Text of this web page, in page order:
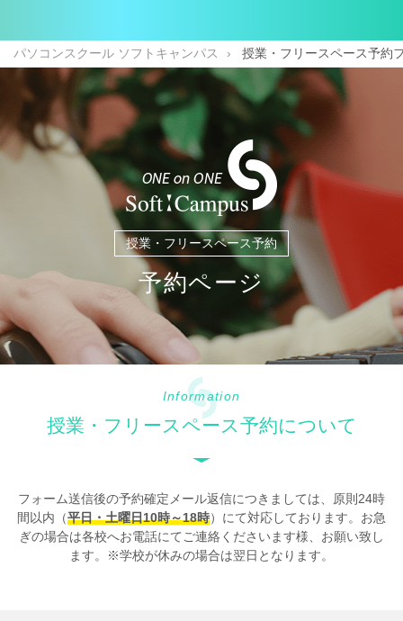
パソコンスクール ソフトキャンパス 授業・フリースペース予約
授業・フリースペース予約
予約ページ
Information
授業・フリースペース予約について
フォーム送信後の予約確定メール返信につきましては、原則24時
間以内（平日・土曜日10時～18時）にて対応しております。お急
ぎの場合は各校へお電話にてご連絡くださいます様、お願い致し
ます。※学校が休みの場合は翌日となります。